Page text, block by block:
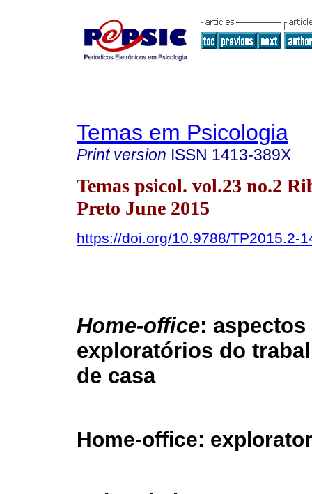
Temas em Psicologia
Print version ISSN 1413-389X
Temas psicol. vol.23 no.2
Preto June 2015
https://doi.org/10.9788/TP2015.2-
Home-office: aspectos
exploratórios do
de casa
Home-office: